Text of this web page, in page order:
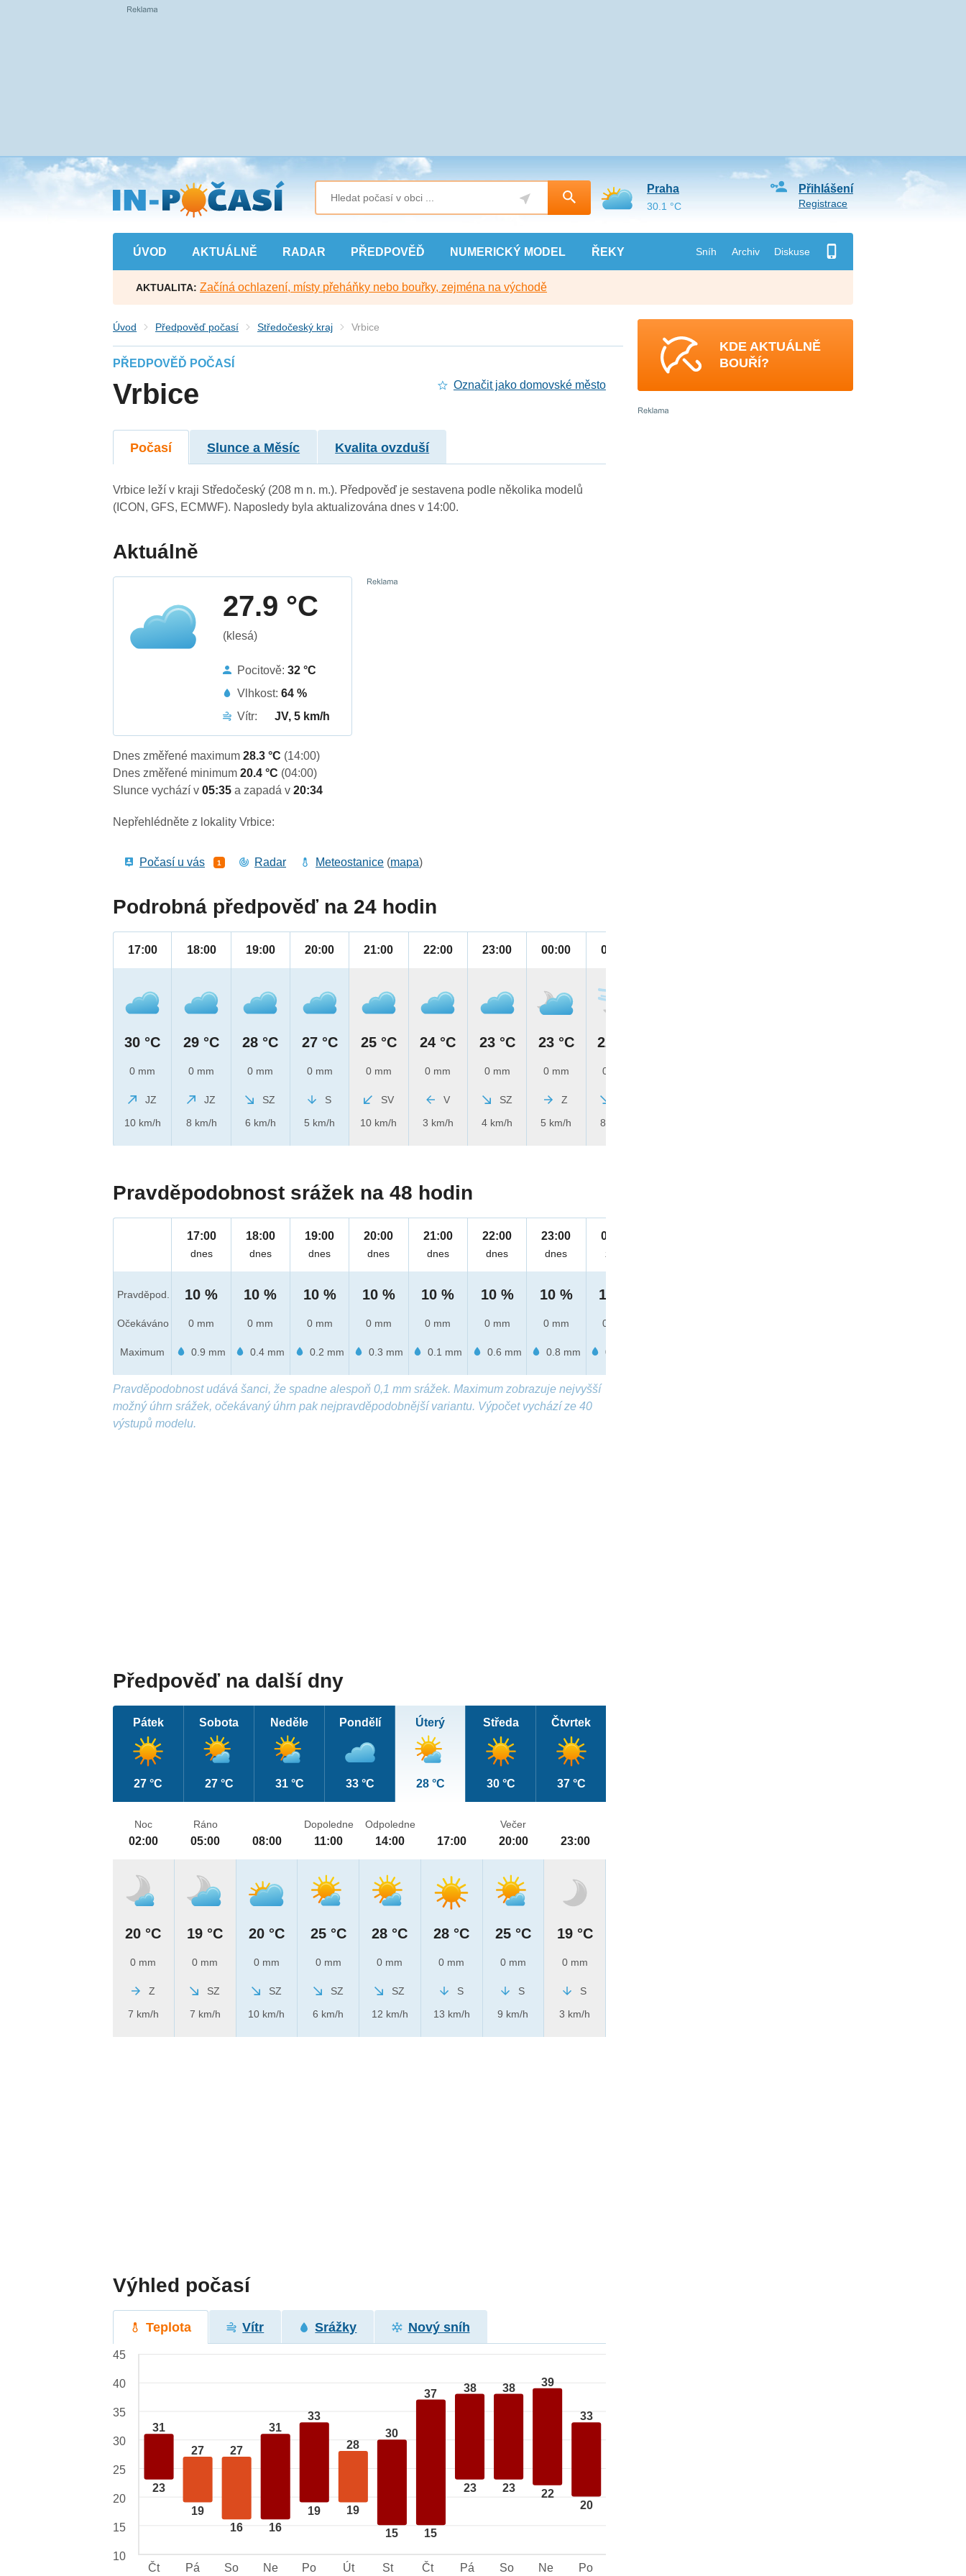
Přejít
na
hlavní
obsah
ÚVOD AKTUÁLNĚ RADAR PŘEDPOVĚĎ NUMERICKÝ MODEL ŘEKY Sníh Archiv Diskuse
Přihlášení
Registrace
Praha
30.1 °C
AKTUALITA: Začíná ochlazení, místy přeháňky nebo bouřky, zejména na východě
Úvod Předpověď počasí Středočeský kraj Vrbice
PŘEDPOVĚĎ POČASÍ
Vrbice Označit jako domovské město
Počasí Slunce a Měsíc Kvalita ovzduší
Vrbice leží v kraji Středočeský (208 m n. m.). Předpověď je sestavena podle několika modelů
(ICON, GFS, ECMWF). Naposledy byla aktualizována dnes v 14:00.
Aktuálně
27.9 °C
(klesá)
Pocitově:32 °C
Vlhkost:64 %
Vítr:
JV, 5 km/h
Dnes změřené maximum28.3 °C (14:00)
Dnes změřené minimum20.4 °C (04:00)
Slunce vychází v05:35a zapadá v20:34
Nepřehlédněte z lokality Vrbice:
Počasí u vás 1 Radar Meteostanice (mapa)
Podrobná předpověď na 24 hodin
17:00
30 °C
0 mm
JZ
10 km/h
18:00
29 °C
0 mm
JZ
8 km/h
19:00
28 °C
0 mm
SZ
6 km/h
20:00
27 °C
0 mm
S
5 km/h
21:00
25 °C
0 mm
SV
10 km/h
22:00
24 °C
0 mm
V
3 km/h
23:00
23 °C
0 mm
SZ
4 km/h
00:00
23 °C
0 mm
Z
5 km/h
01:00
22 °C
0 mm
8 km/h
Pravděpodobnost srážek na 48 hodin
Pravděpod.
Očekáváno
Maximum
17:00
dnes
10 %
0 mm
0.9 mm
18:00
dnes
10 %
0 mm
0.4 mm
19:00
dnes
10 %
0 mm
0.2 mm
20:00
dnes
10 %
0 mm
0.3 mm
21:00
dnes
10 %
0 mm
0.1 mm
22:00
dnes
10 %
0 mm
0.6 mm
23:00
dnes
10 %
0 mm
0.8 mm
00:00
zítra
10 %
0 mm
0.3 mm
Pravděpodobnost udává šanci, že spadne alespoň 0,1 mm srážek. Maximum zobrazuje nejvyšší
možný úhrn srážek, očekávaný úhrn pak nejpravděpodobnější variantu. Výpočet vychází ze 40
výstupů modelu.
Předpověď na další dny
Pátek
27 °C
Sobota
27 °C
Neděle
31 °C
Pondělí
33 °C
Úterý
28 °C
Středa
30 °C
Čtvrtek
37 °C
Noc
02:00
20 °C
0 mm
Z
7 km/h
Ráno
05:00
19 °C
0 mm
SZ
7 km/h
08:00
20 °C
0 mm
SZ
10 km/h
Dopoledne
11:00
25 °C
0 mm
SZ
6 km/h
Odpoledne
14:00
28 °C
0 mm
SZ
12 km/h
17:00
28 °C
0 mm
S
13 km/h
Večer
20:00
25 °C
0 mm
S
9 km/h
23:00
19 °C
0 mm
S
3 km/h
Výhled počasí
Teplota Vítr Srážky Nový sníh
31
23
27
19
27
16
31
16
33
19
28
19
30
15
37
15
38
23
38
23
39
22
33
20
45
40
35
30
25
20
15
10
Čt
Pá So Ne Po Út St Čt Pá So Ne Po
KDE AKTUÁLNĚ
BOUŘÍ?